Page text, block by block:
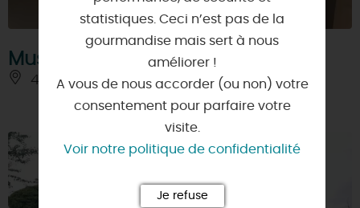
Musée à remonter le temps
45120 - CEPOY
statistiques. Ceci n’est pas de la
gourmandise mais sert à nous
améliorer !
A vous de nous accorder (ou non) votre
consentement pour parfaire votre
visite.
Voir notre politique de confidentialité
Je refuse